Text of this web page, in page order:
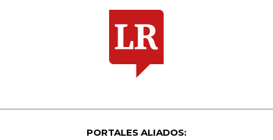
PORTALES ALIADOS: